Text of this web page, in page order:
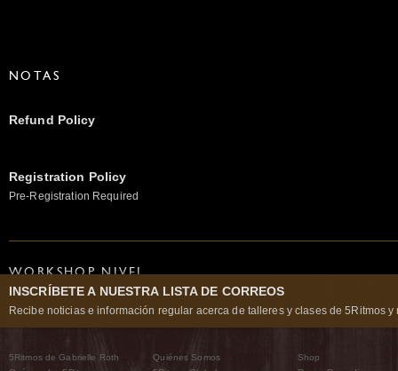
NOTAS
Refund Policy
Registration Policy
Pre-Registration Required
WORKSHOP NIVEL
A Gabrielle Roth 5Rhythms Waves workshop is the foundation of the entire
and knowledge of the essential 5Rhythms and their polarities.
INSCRÍBETE A NUESTRA LISTA DE CORREOS
Recibe noticias e información regular acerca de talleres y clases de 5Ritmos y
5Ritmos de Gabrielle Roth
Quiénes Somos
Shop